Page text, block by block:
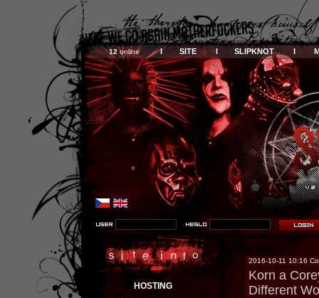
12online I SITE I SLIPKNOT I
HOSTING
2016-10-11 10:16
Korn a
Different